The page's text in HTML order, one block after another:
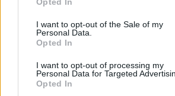
I want to opt-out of the Sale of my
Personal Data.
Opted In
I want to opt-out of processing my
Personal Data for Targeted
Opted In